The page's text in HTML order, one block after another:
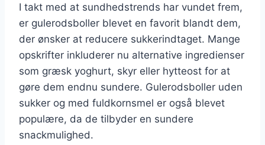
I takt med at sundhedstrends har vundet frem,
er gulerodsboller blevet en favorit blandt dem,
der ønsker at reducere sukkerindtaget. Mange
opskrifter inkluderer nu alternative ingredienser
som græsk yoghurt, skyr eller hytteost for at
gøre dem endnu sundere. Gulerodsboller uden
sukker og med fuldkornsmel er også blevet
populære, da de tilbyder en sundere
snackmulighed.